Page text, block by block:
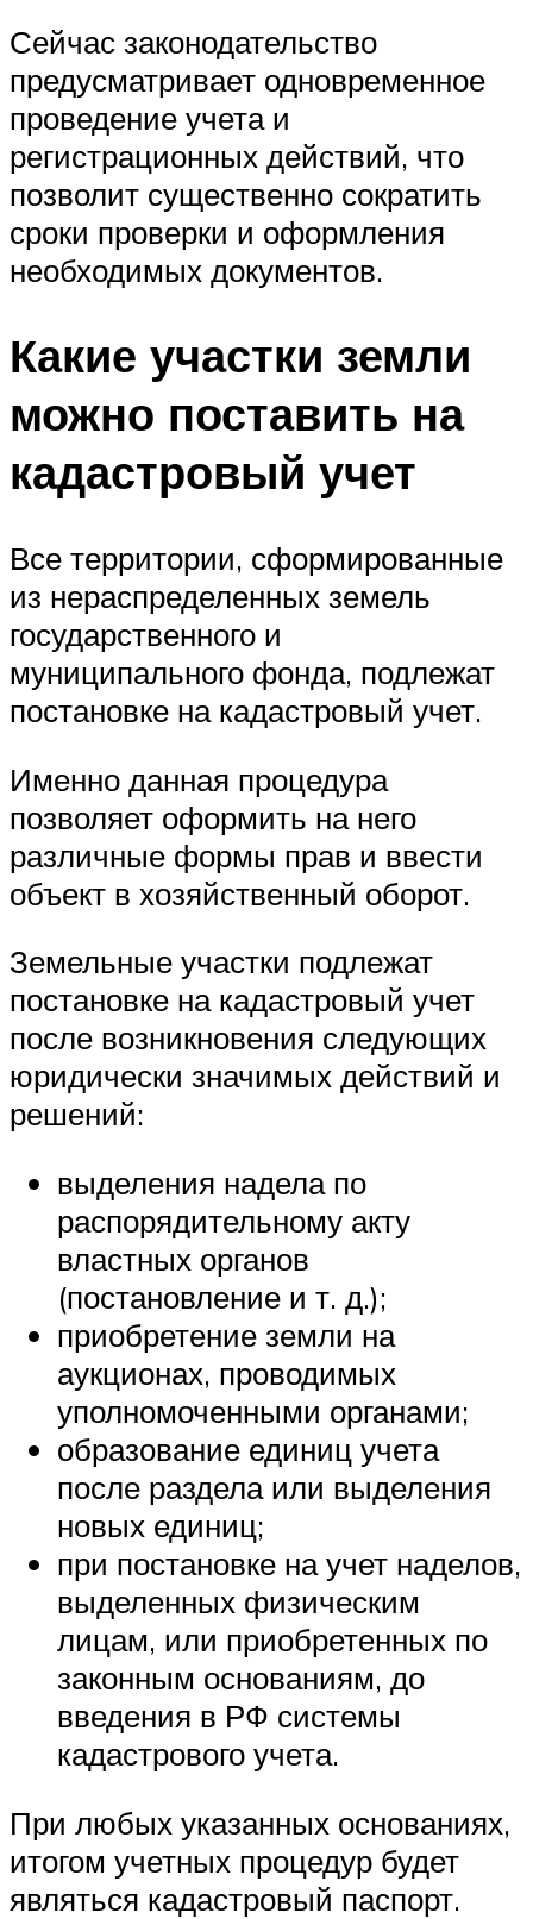
Сейчас законодательство
предусматривает одновременное
проведение учета и
регистрационных действий, что
позволит существенно сократить
сроки проверки и оформления
необходимых документов.
Какие участки земли
можно поставить на
кадастровый учет
Все территории, сформированные
из нераспределенных земель
государственного и
муниципального фонда, подлежат
постановке на кадастровый учет.
Именно данная процедура
позволяет оформить на него
различные формы прав и ввести
объект в хозяйственный оборот.
Земельные участки подлежат
постановке на кадастровый учет
после возникновения следующих
юридически значимых действий и
решений:
выделения надела по
распорядительному акту
властных органов
(постановление и т. д.);
приобретение земли на
аукционах, проводимых
уполномоченными органами;
образование единиц учета
после раздела или выделения
новых единиц;
при постановке на учет наделов,
выделенных физическим
лицам, или приобретенных по
законным основаниям, до
введения в РФ системы
кадастрового учета.
При любых указанных основаниях,
итогом учетных процедур будет
являться кадастровый паспорт.